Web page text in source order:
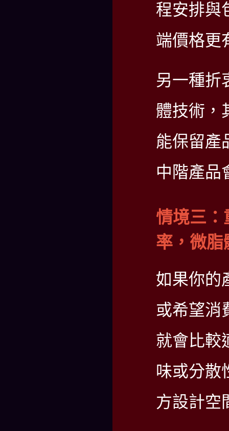
程安排與
端價格更
另一種折
體技術，
能保留產
中階產品
情境三：
率，微脂
如果你的
或希望消
就會比較
味或分散
方設計空